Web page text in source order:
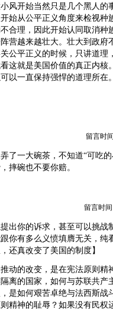
风开始当然只是几个黑人的
始从公平正义角度来检视种
合理，因此开始认同取消种
营越来越壮大。壮大到政府
公平正义的时候，只讲道理
这就是美国价值的真正内核
以一直保持强悍的道理所在
留言时
了一大碗茶，不知道“可吃
摔碗也不要你赔。
留言时间
出你的诉求，甚至可以挑战
你有多么义愤填膺无关，纯
还真改变了美国的制度】
动的改变，是在宪法原则精
离的国家，如何与苏联共产
是如何艰苦卓绝与法西斯战
精神的耻辱？如果没有民权